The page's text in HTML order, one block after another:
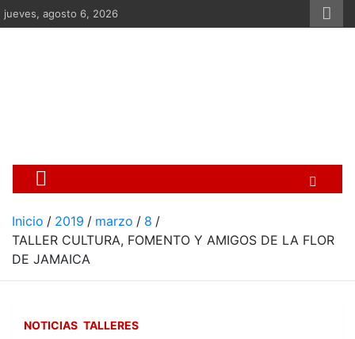
Saltar
al
jueves, agosto 6, 2026
Inicio 2019 marzo
8
TALLER CULTURA, FOMENTO Y AMIGOS DE LA FLOR
DE JAMAICA
NOTICIAS TALLERES